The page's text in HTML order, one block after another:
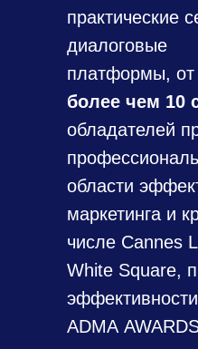
практические
диалоговые
платформы, от
более чем 10
обладателей
области
маркетинга и
числе Cannes
White Square,
ADMA